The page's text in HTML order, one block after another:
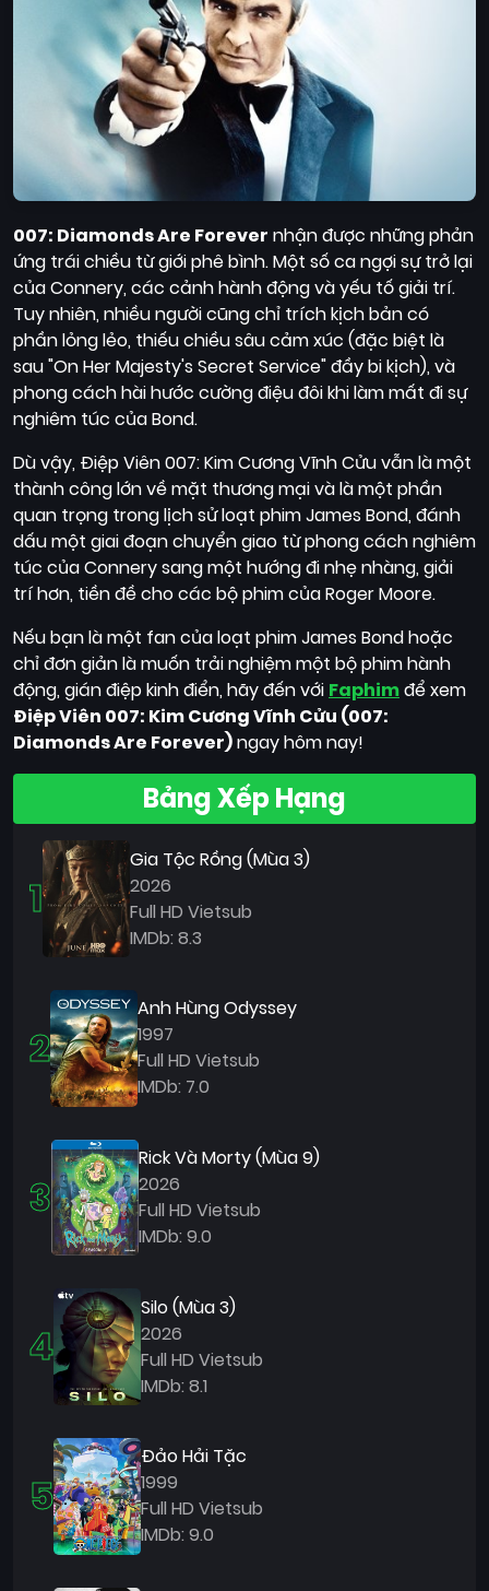
007: Diamonds Are Forever nhận được những phản
ứng trái chiều từ giới phê bình. Một số ca ngợi sự trở lại
của Connery, các cảnh hành động và yếu tố giải trí.
Tuy nhiên, nhiều người cũng chỉ trích kịch bản có
phần lỏng lẻo, thiếu chiều sâu cảm xúc (đặc biệt là
sau "On Her Majesty's Secret Service" đầy bi kịch), và
phong cách hài hước cường điệu đôi khi làm mất đi sự
nghiêm túc của Bond.
Dù vậy, Điệp Viên 007: Kim Cương Vĩnh Cửu vẫn là một
thành công lớn về mặt thương mại và là một phần
quan trọng trong lịch sử loạt phim James Bond, đánh
dấu một giai đoạn chuyển giao từ phong cách nghiêm
túc của Connery sang một hướng đi nhẹ nhàng, giải
trí hơn, tiền đề cho các bộ phim của Roger Moore.
Nếu bạn là một fan của loạt phim James Bond hoặc
chỉ đơn giản là muốn trải nghiệm một bộ phim hành
động, gián điệp kinh điển, hãy đến với Faphimđể xem
Điệp Viên 007: Kim Cương Vĩnh Cửu (007:
Diamonds Are Forever)ngay hôm nay!
Bảng Xếp Hạng
1
Gia Tộc Rồng (Mùa 3)
2026
Full HD Vietsub
IMDb: 8.3
2
Anh Hùng Odyssey
1997
Full HD Vietsub
IMDb: 7.0
3
Rick Và Morty (Mùa 9)
2026
Full HD Vietsub
IMDb: 9.0
4
Silo (Mùa 3)
2026
Full HD Vietsub
IMDb: 8.1
5
Đảo Hải Tặc
1999
Full HD Vietsub
IMDb: 9.0